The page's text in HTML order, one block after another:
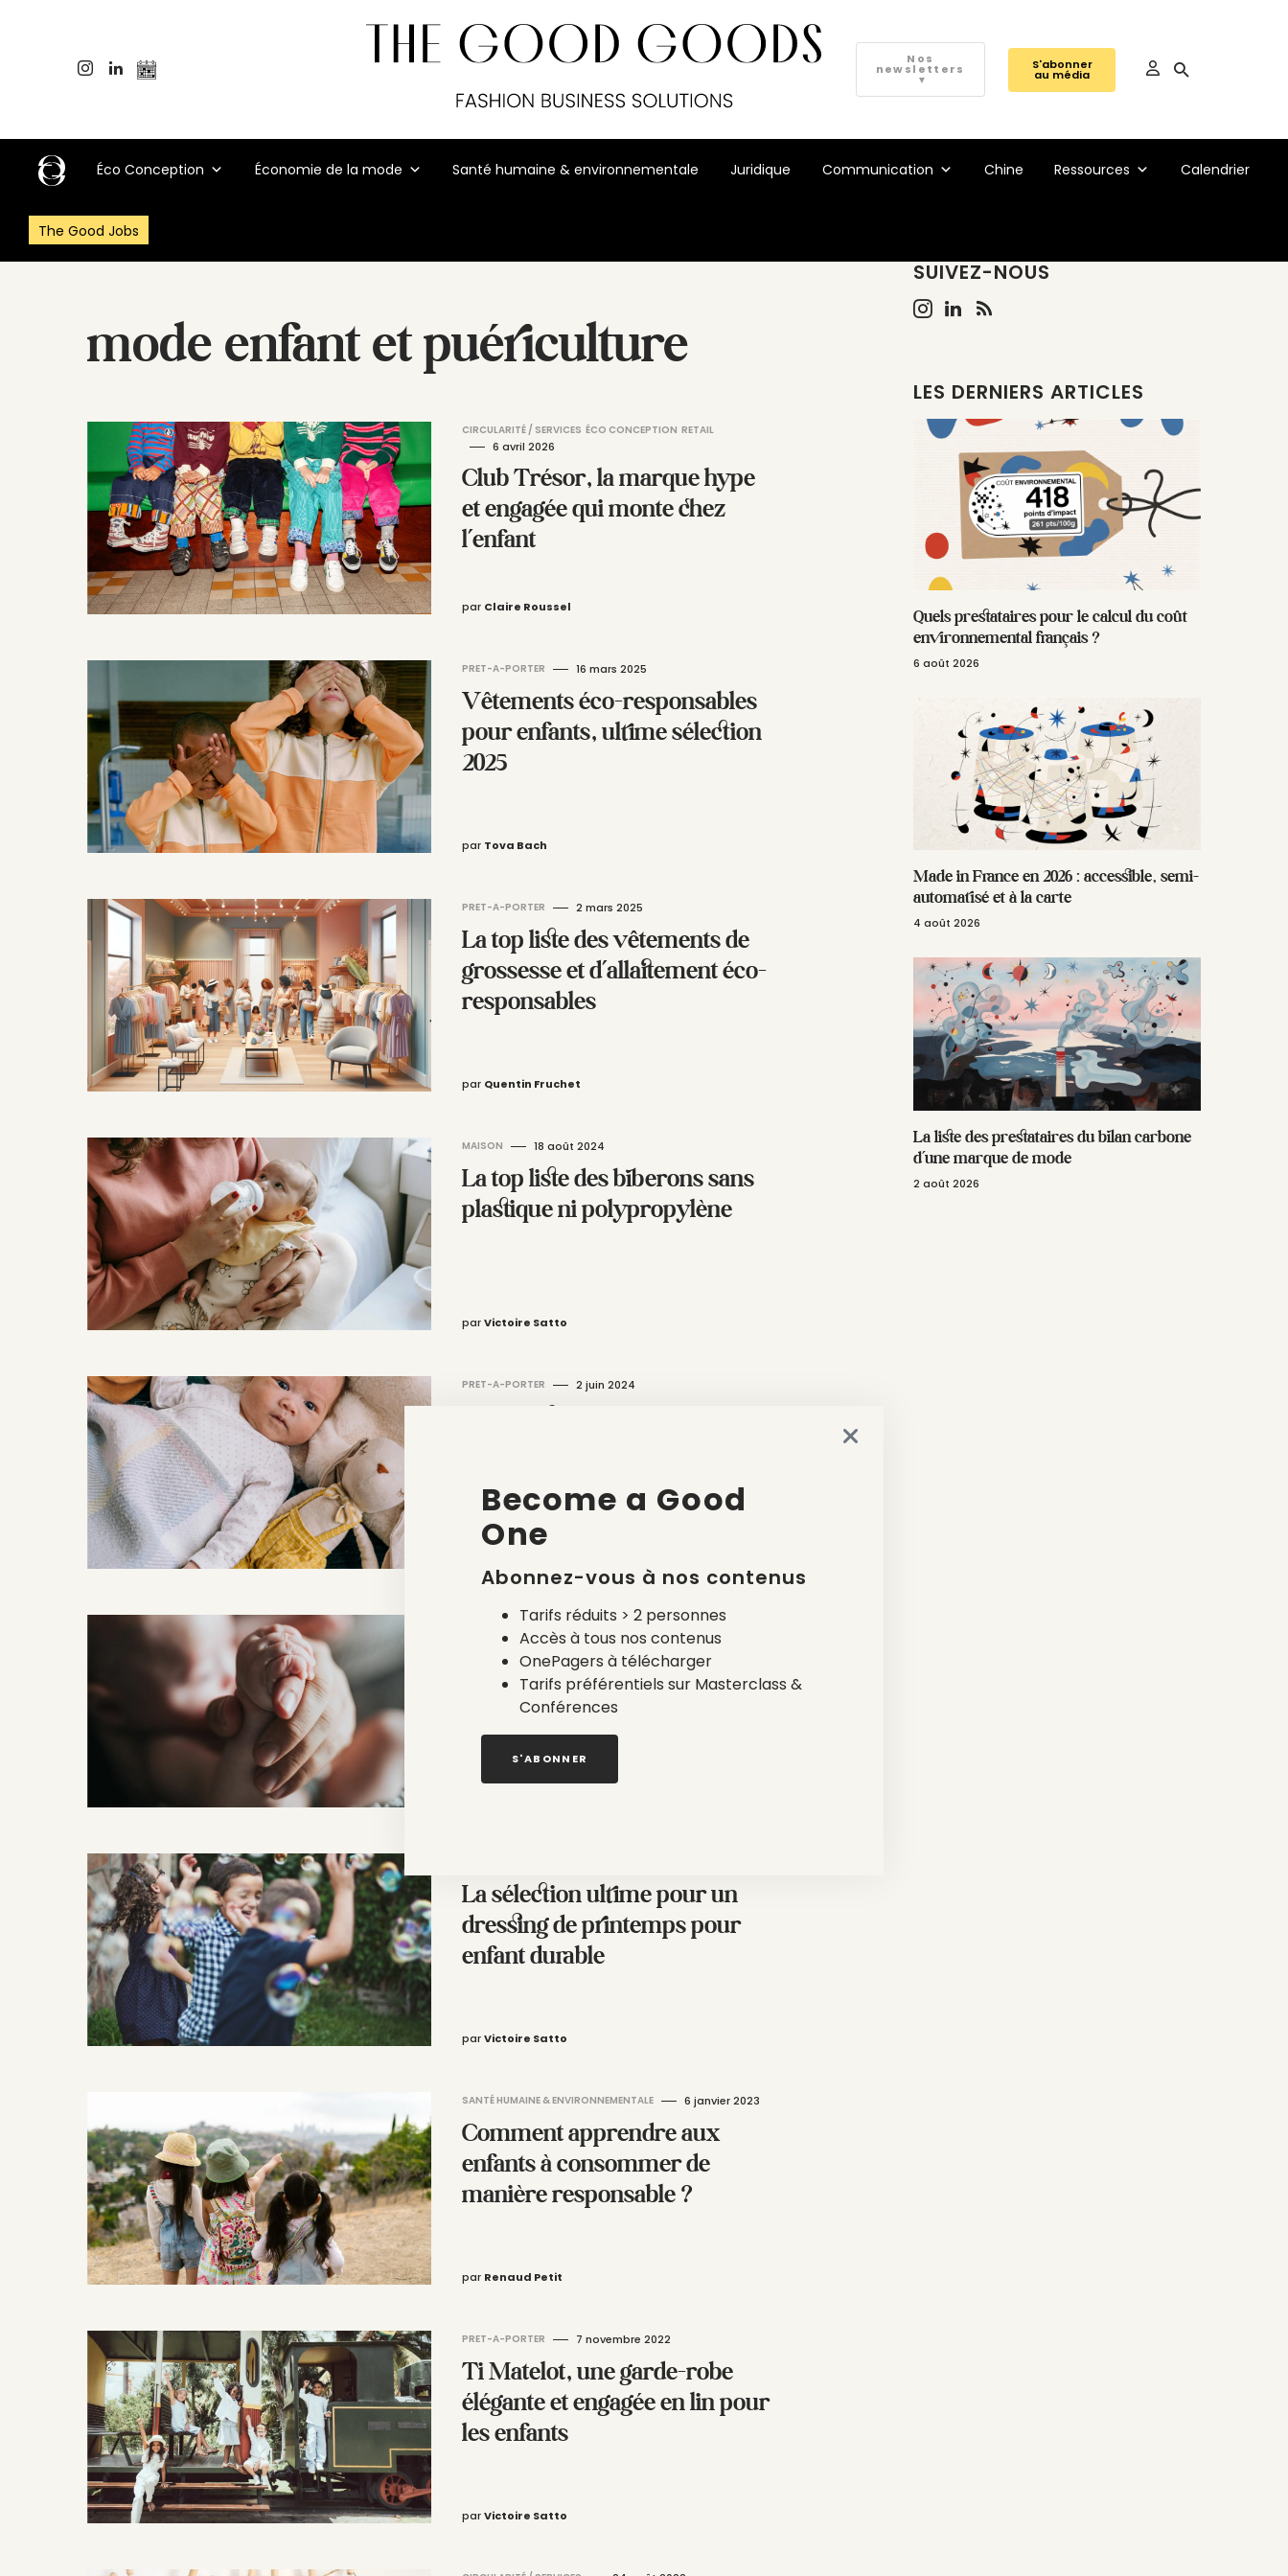
Nos
newsletters
▼
S'abonner
au média
Éco Conception Économie de la mode Santé humaine & environnementale Juridique Communication Chine Ressources Calendrier
The Good Jobs
mode enfant et puériculture
CIRCULARITÉ / SERVICES ÉCO CONCEPTION RETAIL
6 avril 2026
Club Trésor, la marque hype
et engagée qui monte chez
l’enfant
par Claire Roussel
PRET-A-PORTER 16 mars 2025
Vêtements éco-responsables
pour enfants, ultime sélection
2025
par Tova Bach
PRET-A-PORTER 2 mars 2025
La top liste des vêtements de
grossesse et d’allaitement éco-
responsables
par Quentin Fruchet
MAISON 18 août 2024
La top liste des biberons sans
plastique ni polypropylène
parVictoire Satto
PRET-A-PORTER 2 juin 2024
La top liste des cadeaux de
SANTÉ HUMAINE & ENVIRONNEMENTALE 12 août 2023
Liste de naissance écologique
et non toxique, entretien avec
une spécialiste
La sélection ultime pour un
dressing de printemps pour
enfant durable
parVictoire Satto
SANTÉ HUMAINE & ENVIRONNEMENTALE 6 janvier 2023
Comment apprendre aux
enfants à consommer de
manière responsable ?
par Renaud Petit
PRET-A-PORTER 7 novembre 2022
Ti Matelot, une garde-robe
élégante et engagée en lin pour
les enfants
parVictoire Satto
SUIVEZ-NOUS
LES DERNIERS ARTICLES
Quels prestataires pour le calcul du coût
environnemental français ?
6 août 2026
Made in France en 2026 : accessible, semi-
automatisé et à la carte
4 août 2026
La liste des prestataires du bilan carbone
d’une marque de mode
2 août 2026
Become a Good
One
Abonnez-vous à nos contenus
Tarifs réduits > 2 personnes
Accès à tous nos contenus
OnePagers à télécharger
Tarifs préférentiels sur Masterclass &
Conférences
S'ABONNER